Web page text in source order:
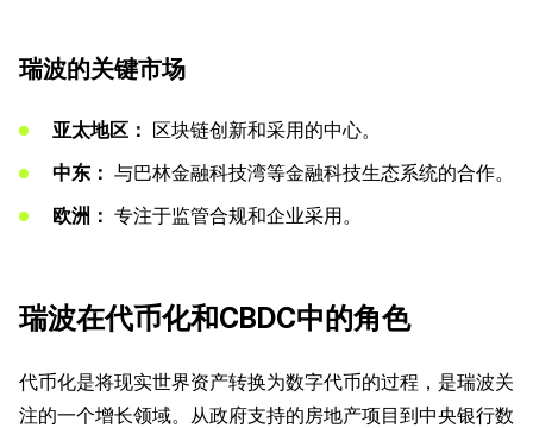
瑞波的关键市场
亚太地区： 区块链创新和采用的中心。
中东： 与巴林金融科技湾等金融科技生态系统的合作。
欧洲： 专注于监管合规和企业采用。
瑞波在代币化和CBDC中的角色
代币化是将现实世界资产转换为数字代币的过程，是瑞波关
注的一个增长领域。从政府支持的房地产项目到中央银行数